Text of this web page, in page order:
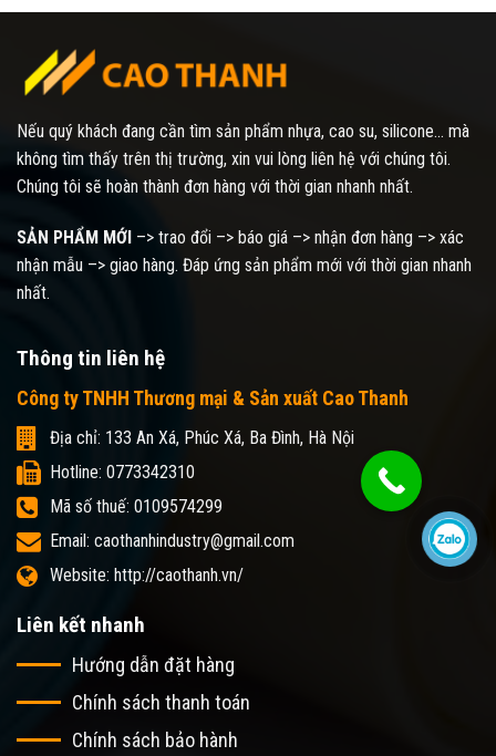
Nếu quý khách đang cần tìm sản phẩm nhựa, cao su, silicone... mà
không tìm thấy trên thị trường, xin vui lòng liên hệ với chúng tôi.
Chúng tôi sẽ hoàn thành đơn hàng với thời gian nhanh nhất.
SẢN PHẨM MỚI –> trao đổi –> báo giá –> nhận đơn hàng –> xác
nhận mẫu –> giao hàng. Đáp ứng sản phẩm mới với thời gian nhanh
nhất.
Thông tin liên hệ
Công ty TNHH Thương mại & Sản xuất Cao Thanh
Địa chỉ: 133 An Xá, Phúc Xá, Ba Đình, Hà Nội
Hotline: 0773342310
Mã số thuế: 0109574299
Email: caothanhindustry@gmail.com
Website: http://caothanh.vn/
Liên kết nhanh
Hướng dẫn đặt hàng
Chính sách thanh toán
Chính sách bảo hành